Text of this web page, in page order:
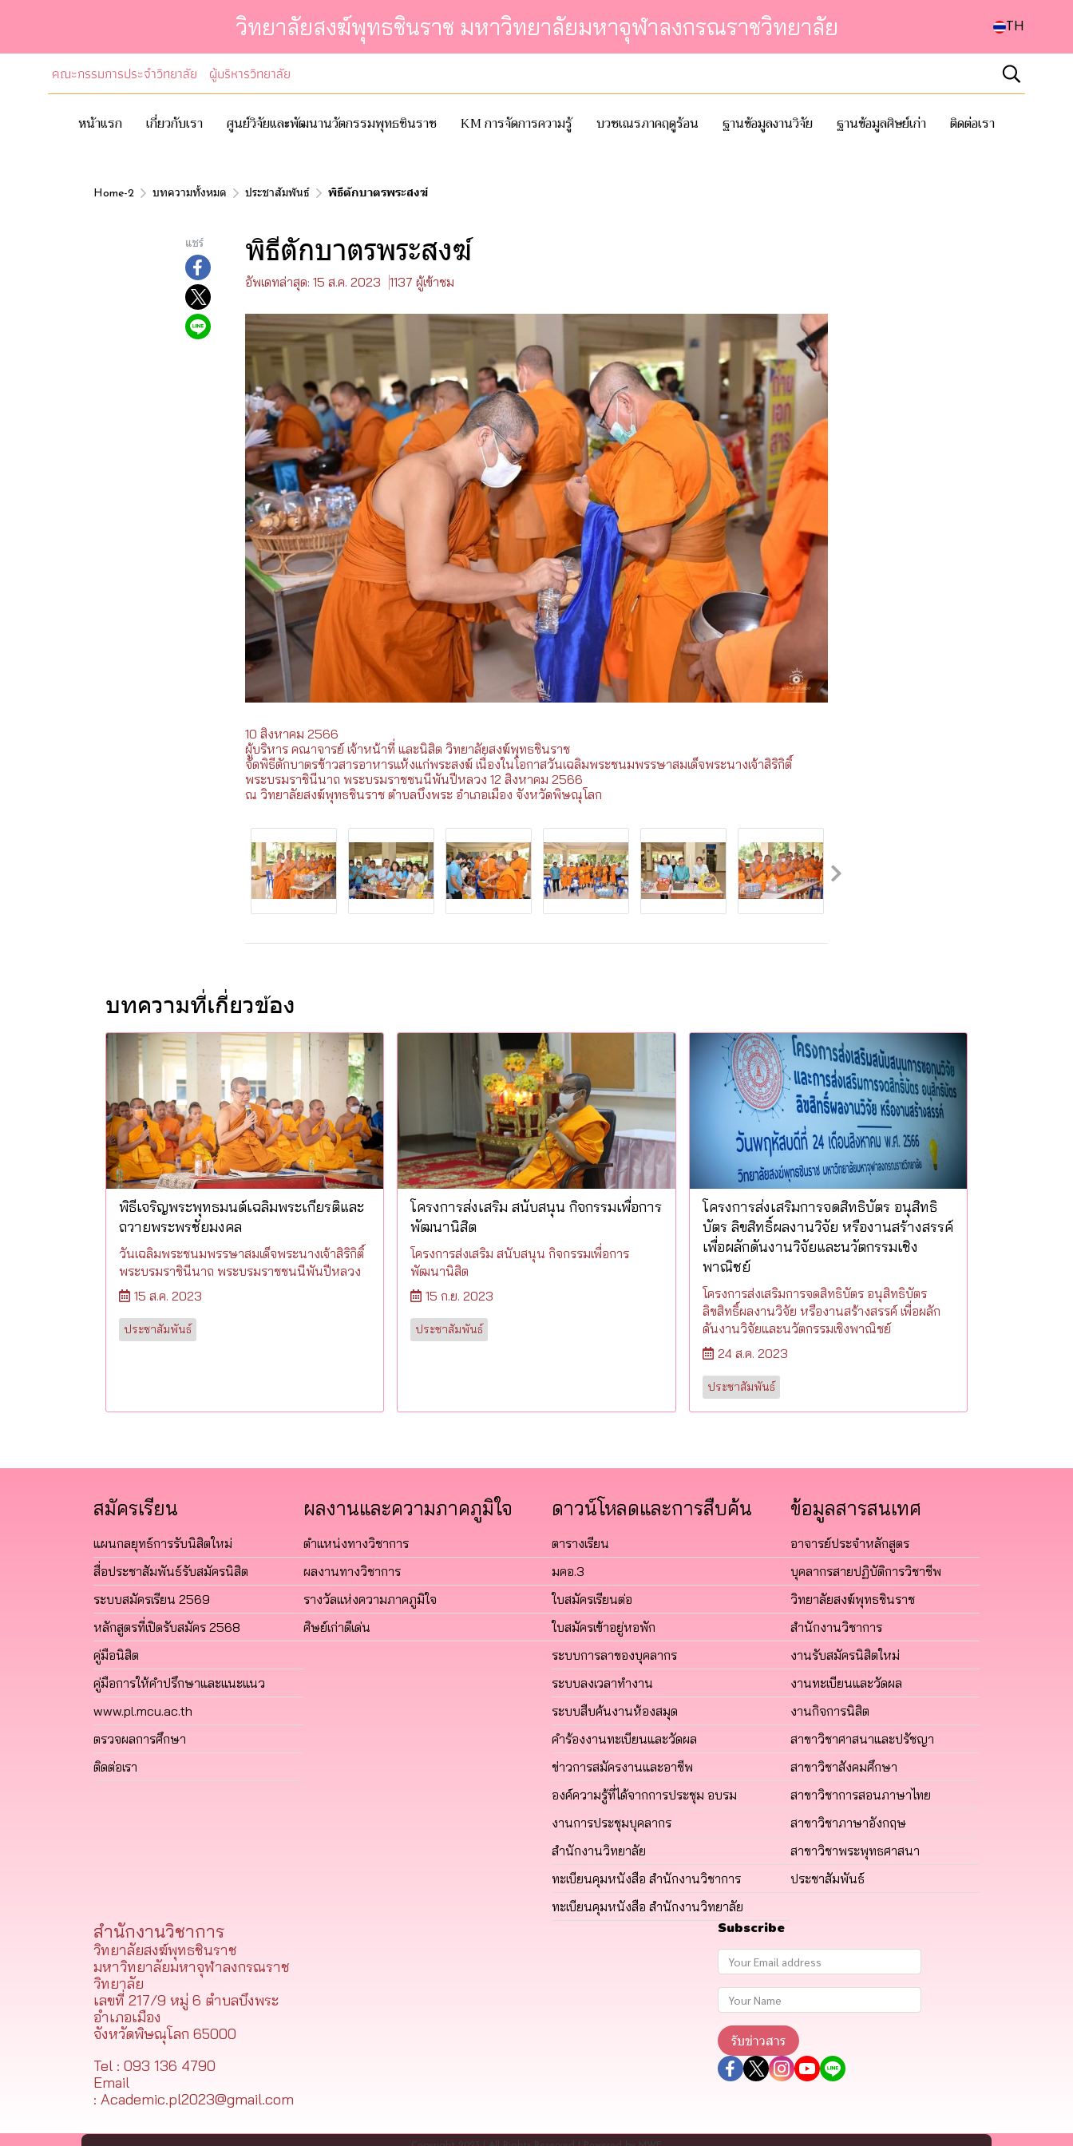
วิทยาลัยสงฆ์พุทธชินราช มหาวิทยาลัยมหาจุฬาลงกรณราชวิทยาลัย TH
คณะกรรมการประจำวิทยาลัย ผู้บริหารวิทยาลัย
หน้าแรก เกี่ยวกับเรา ศูนย์วิจัยและพัฒนานวัตกรรมพุทธชินราช KM การจัดการความรู้ บวชเณรภาคฤดูร้อน ฐานข้อมูลงานวิจัย ฐานข้อมูลศิษย์เก่า ติดต่อเรา
Home-2 บทความทั้งหมด ประชาสัมพันธ์ พิธีตักบาตรพระสงฆ์
แชร์ พิธีตักบาตรพระสงฆ์
อัพเดทล่าสุด: 15 ส.ค. 2023 1137 ผู้เข้าชม
10 สิงหาคม 2566
ผู้บริหาร คณาจารย์ เจ้าหน้าที่ และนิสิต วิทยาลัยสงฆ์พุทธชินราช
จัดพิธีตักบาตรข้าวสารอาหารแห้งแก่พระสงฆ์ เนื่องในโอกาสวันเฉลิมพระชนมพรรษาสมเด็จพระนางเจ้าสิริกิติ์
พระบรมราชินีนาถ พระบรมราชชนนีพันปีหลวง 12 สิงหาคม 2566
ณ วิทยาลัยสงฆ์พุทธชินราช ตำบลบึงพระ อำเภอเมือง จังหวัดพิษณุโลก
บทความที่เกี่ยวข้อง
พิธีเจริญพระพุทธมนต์เฉลิมพระเกียรติและ
ถวายพระพรชัยมงคล
วันเฉลิมพระชนมพรรษาสมเด็จพระนางเจ้าสิริกิติ์
พระบรมราชินีนาถ พระบรมราชชนนีพันปีหลวง
15 ส.ค. 2023
ประชาสัมพันธ์
โครงการส่งเสริม สนับสนุน กิจกรรมเพื่อการ
พัฒนานิสิต
โครงการส่งเสริม สนับสนุน กิจกรรมเพื่อการ
พัฒนานิสิต
15 ก.ย. 2023
ประชาสัมพันธ์
โครงการส่งเสริมการจดสิทธิบัตร อนุสิทธิ
บัตร ลิขสิทธิ์ผลงานวิจัย หรืองานสร้างสรรค์
เพื่อผลักดันงานวิจัยและนวัตกรรมเชิง
พาณิชย์
โครงการส่งเสริมการจดสิทธิบัตร อนุสิทธิบัตร
ลิขสิทธิ์ผลงานวิจัย หรืองานสร้างสรรค์ เพื่อผลัก
ดันงานวิจัยและนวัตกรรมเชิงพาณิชย์
24 ส.ค. 2023
ประชาสัมพันธ์
สมัครเรียน
แผนกลยุทธ์การรับนิสิตใหม่
สื่อประชาสัมพันธ์รับสมัครนิสิต
ระบบสมัครเรียน 2569
หลักสูตรที่เปิดรับสมัคร 2568
คู่มือนิสิต
คู่มือการให้คำปรึกษาและแนะแนว
www.pl.mcu.ac.th
ตรวจผลการศึกษา
ติดต่อเรา
ผลงานและความภาคภูมิใจ
ตำแหน่งทางวิชาการ
ผลงานทางวิชาการ
รางวัลแห่งความภาคภูมิใจ
ศิษย์เก่าดีเด่น
ดาวน์โหลดและการสืบค้น
ตารางเรียน
มคอ.3
ใบสมัครเรียนต่อ
ใบสมัครเข้าอยู่หอพัก
ระบบการลาของบุคลากร
ระบบลงเวลาทำงาน
ระบบสืบค้นงานห้องสมุด
คำร้องงานทะเบียนและวัดผล
ข่าวการสมัครงานและอาชีพ
องค์ความรู้ที่ได้จากการประชุม อบรม
งานการประชุมบุคลากร
สำนักงานวิทยาลัย
ทะเบียนคุมหนังสือ สำนักงานวิชาการ
ทะเบียนคุมหนังสือ สำนักงานวิทยาลัย
ข้อมูลสารสนเทศ
อาจารย์ประจำหลักสูตร
บุคลากรสายปฏิบัติการวิชาชีพ
วิทยาลัยสงฆ์พุทธชินราช
สำนักงานวิชาการ
งานรับสมัครนิสิตใหม่
งานทะเบียนและวัดผล
งานกิจการนิสิต
สาขาวิชาศาสนาและปรัชญา
สาขาวิชาสังคมศึกษา
สาขาวิชาการสอนภาษาไทย
สาขาวิชาภาษาอังกฤษ
สาขาวิชาพระพุทธศาสนา
ประชาสัมพันธ์
สำนักงานวิชาการ
วิทยาลัยสงฆ์พุทธชินราช
มหาวิทยาลัยมหาจุฬาลงกรณราช
วิทยาลัย
เลขที่ 217/9 หมู่ 6 ตำบลบึงพระ
อำเภอเมือง
จังหวัดพิษณุโลก 65000
Tel : 093 136 4790
Email
: Academic.pl2023@gmail.com
Subscribe
รับข่าวสาร